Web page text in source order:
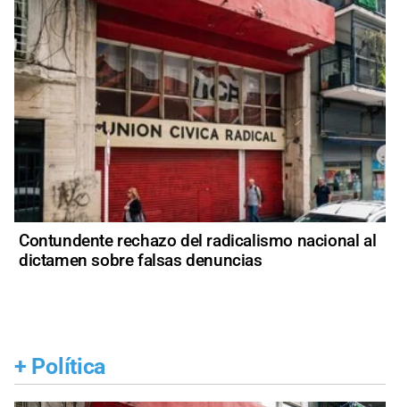
Contundente rechazo del radicalismo nacional al
dictamen sobre falsas denuncias
+ Política